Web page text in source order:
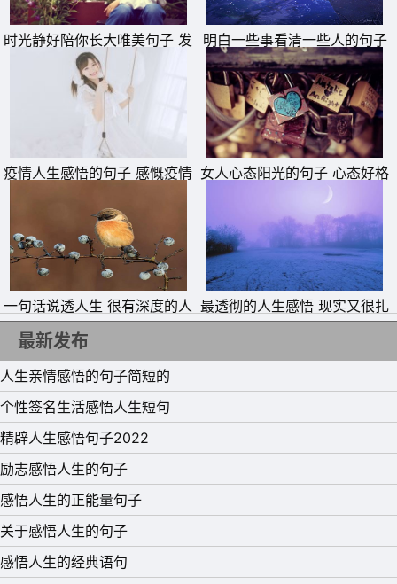
时光静好陪你长大唯美句子 发
朋友圈晒女儿的精美句子
明白一些事看清一些人的句子
疫情人生感悟的句子 感慨疫情 女人心态阳光的句子 心态好格
局大的句子
一句话说透人生 很有深度的人
生短句
最透彻的人生感悟 现实又很扎
心的句子
最新发布
人生亲情感悟的句子简短的
个性签名生活感悟人生短句
精辟人生感悟句子2022
励志感悟人生的句子
感悟人生的正能量句子
关于感悟人生的句子
感悟人生的经典语句